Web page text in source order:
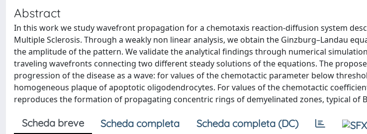
Abstract
In this work we study wavefront propagation for a chemotaxis reaction-diffusion system
Multiple Sclerosis. Through a weakly non linear analysis, we obtain the Ginzburg–Landau
the amplitude of the pattern. We validate the analytical findings through numerical
traveling wavefronts connecting two different steady solutions of the equations. The
progression of the disease as a wave: for values of the chemotactic parameter below
homogeneous plaque of apoptotic oligodendrocytes. For values of the chemotactic
reproduces the formation of propagating concentric rings of demyelinated zones, typical of
Scheda breve Scheda completa Scheda completa (DC)